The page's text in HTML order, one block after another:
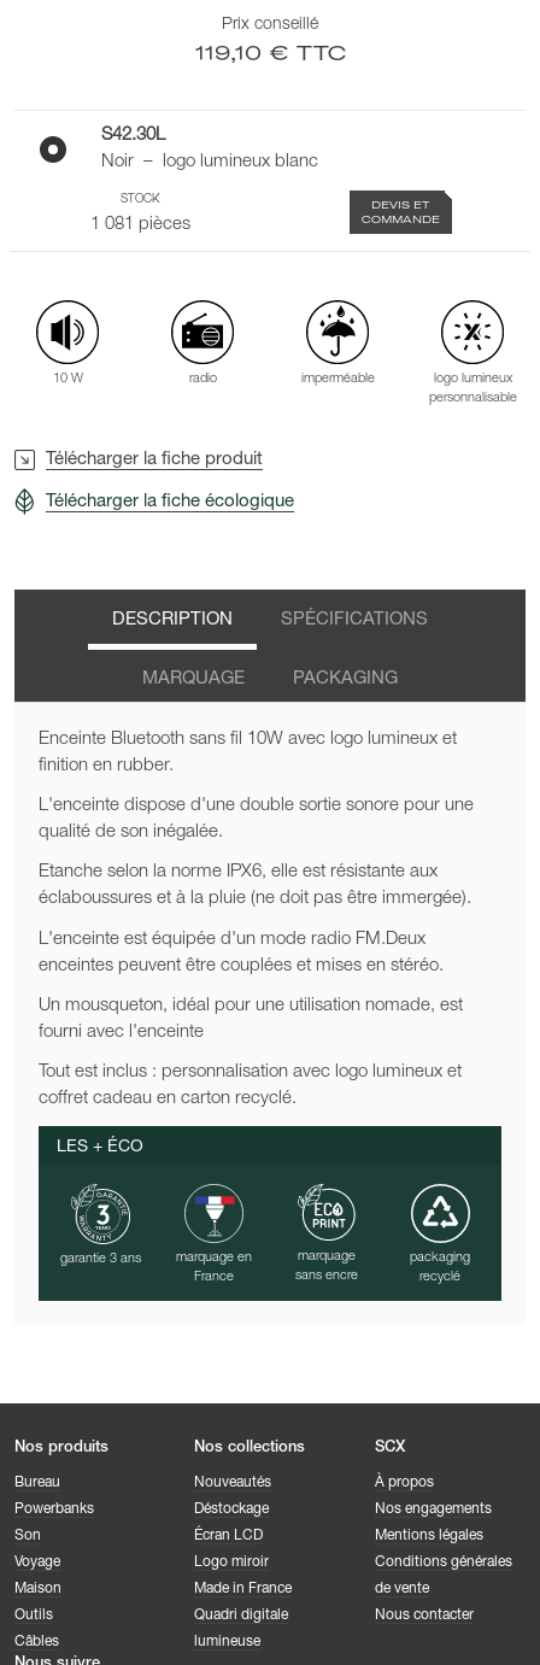
Prix conseillé
119,10 € TTC
S42.30L
Noir – logo lumineux blanc
STOCK
1 081 pièces
DEVIS ET
COMMANDE
10 W radio imperméable
logo lumineux
personnalisable
Télécharger la fiche produit
Télécharger la fiche écologique
DESCRIPTION SPÉCIFICATIONS
MARQUAGE PACKAGING
Enceinte Bluetooth sans fil 10W avec logo lumineux et
finition en rubber.
L'enceinte dispose d'une double sortie sonore pour une
qualité de son inégalée.
Etanche selon la norme IPX6, elle est résistante aux
éclaboussures et à la pluie (ne doit pas être immergée).
L'enceinte est équipée d'un mode radio FM.Deux
enceintes peuvent être couplées et mises en stéréo.
Un mousqueton, idéal pour une utilisation nomade, est
fourni avec l'enceinte
Tout est inclus : personnalisation avec logo lumineux et
coffret cadeau en carton recyclé.
LES + ÉCO
garantie 3 ans
marquage en
France
marquage
sans encre
packaging
recyclé
Nos produits
Bureau
Powerbanks
Son
Voyage
Maison
Outils
Câbles
Nos collections
Nouveautés
Déstockage
Écran LCD
Logo miroir
Made in France
Quadri digitale
lumineuse
SCX
À propos
Nos engagements
Mentions légales
Conditions générales
de vente
Nous contacter